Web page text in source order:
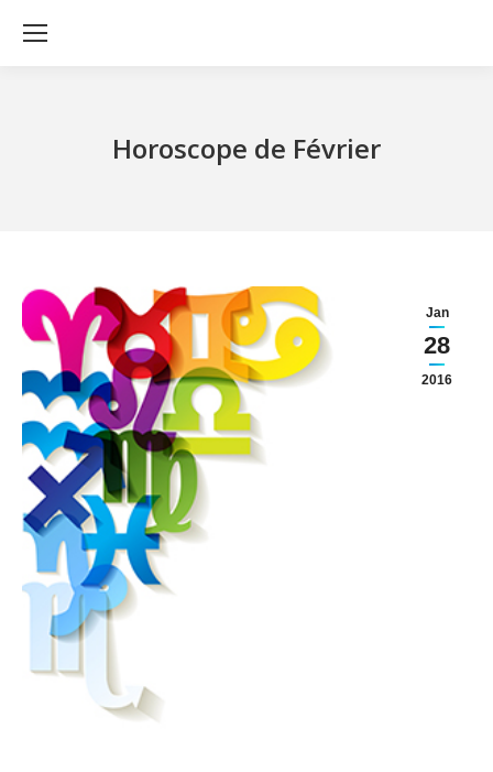
Horoscope de Février
Jan
28
2016